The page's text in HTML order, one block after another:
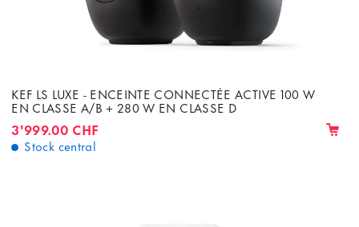
KEF LS LUXE - ENCEINTE CONNECTÉE ACTIVE 100 W
EN CLASSE A/B + 280 W EN CLASSE D
3'999.00 CHF
Stock central